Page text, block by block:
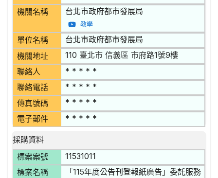
機關名稱 台北市政府都市發展局
教學
單位名稱 台北市政府都市發展局
機關地址 110 臺北市 信義區 市府路1號9樓
聯絡人 * * * * *
聯絡電話 * * * * *
傳真號碼 * * * * *
電子郵件 * * * * *
採購資料
標案案號
11531011
標案名稱
「115年度公告刊登報紙廣告」委託服務